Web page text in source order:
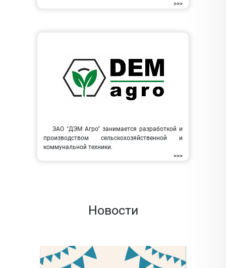
>>>
ЗАО "ДЭМ Агро" занимается разработкой и
производством сельскохозяйственной и
коммунальной техники.
>>>
Новости